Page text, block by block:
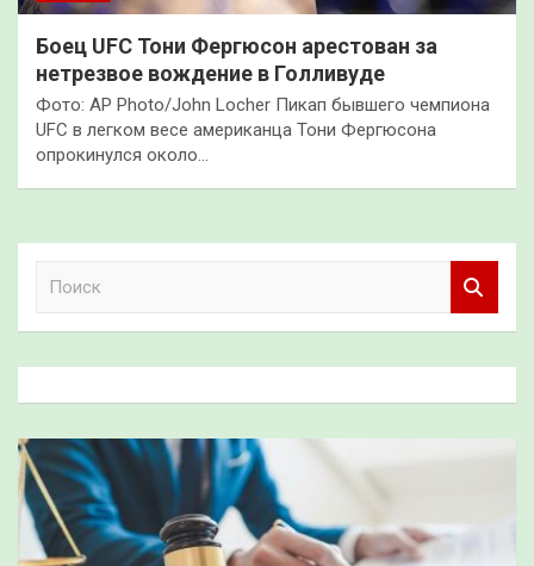
Боец UFC Тони Фергюсон арестован за
нетрезвое вождение в Голливуде
Фото: AP Photo/John Locher Пикап бывшего чемпиона
UFC в легком весе американца Тони Фергюсона
опрокинулся около…
к